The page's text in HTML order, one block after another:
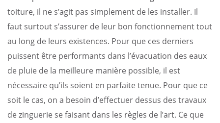
toiture, il ne s’agit pas simplement de les installer. Il
faut surtout s’assurer de leur bon fonctionnement tout
au long de leurs existences. Pour que ces derniers
puissent être performants dans l’évacuation des eaux
de pluie de la meilleure manière possible, il est
nécessaire qu’ils soient en parfaite tenue. Pour que ce
soit le cas, on a besoin d’effectuer dessus des travaux
de zinguerie se faisant dans les règles de l’art. Ce que